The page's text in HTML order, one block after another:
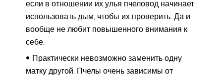
если в отношении их улья пчеловод начинает
использовать дым, чтобы их проверить. Да и
вообще не любит повышенного внимания к
себе.
Практически невозможно заменить одну
матку другой. Пчелы очень зависимы от